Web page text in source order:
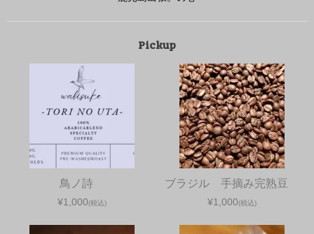
Pickup
鳥ノ詩
¥1,000(税込)
ブラジル 手摘み完熟豆
¥1,000(税込)